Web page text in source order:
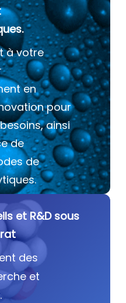
à votre
en
pour
ainsi
de
de
et R&D sous
des
et